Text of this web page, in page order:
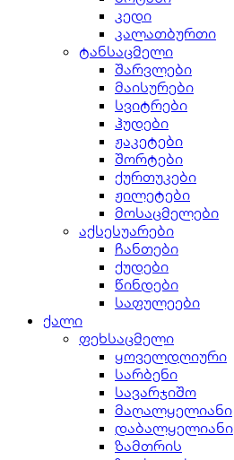
კედი
კალათბურთი
ტანსაცმელი
შარვლები
მაისურები
სვიტრები
ჰუდები
ჟაკეტები
შორტები
ქურთუკები
ჟილეტები
მოსაცმელები
აქსესუარები
ჩანთები
ქუდები
წინდები
საფულეები
ქალი
ფეხსაცმელი
ყოველდღიური
სარბენი
სავარჯიშო
მაღალყელიანი
დაბალყელიანი
ზამთრის